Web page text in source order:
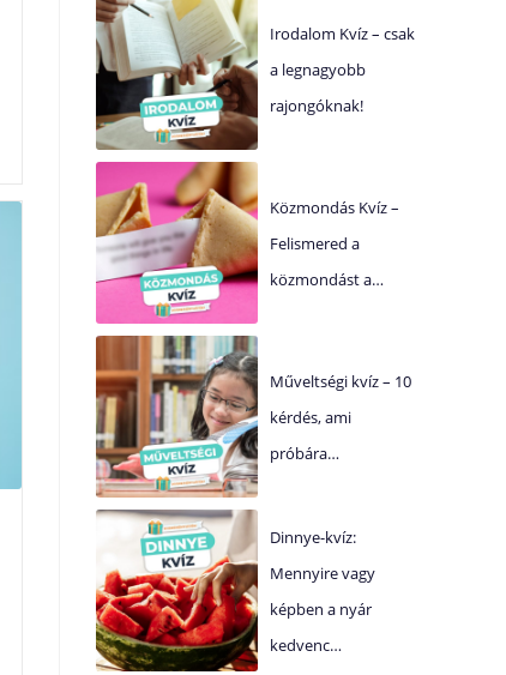
Irodalom Kvíz – csak
a legnagyobb
rajongóknak!
Közmondás Kvíz –
Felismered a
közmondást a…
Műveltségi kvíz – 10
kérdés, ami
próbára…
Dinnye-kvíz:
Mennyire vagy
képben a nyár
kedvenc…